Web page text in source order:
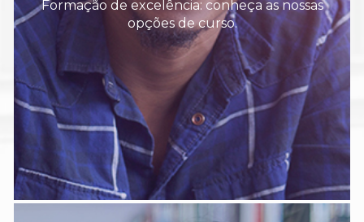
Formação de excelência: conheça as nossas
opções de curso.